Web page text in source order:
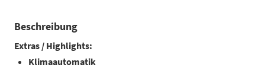
Beschreibung
Extras / Highlights:
Klimaautomatik